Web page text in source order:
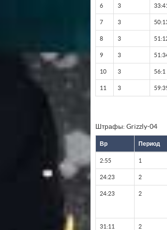
6 3
7 3
8 3
9 3
10 3 56:1
11 3
Штрафы: Grizzly-04
Вр Период
2:55 1
24:23 2
24:23 2
31:11 2